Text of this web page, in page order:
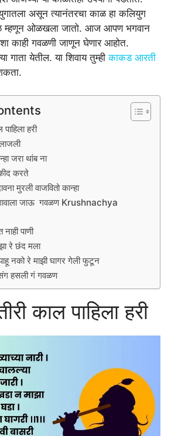
असून त्यानंतरचा काळ हा कलियुग
म्हणून ओळखला जातो. आज आपण भगवान
काही गवळणी जाणून घेणार आहोत.
गाता येतील. या शिवाय तुम्हीकाकड आरती
हरी
जरा थांब ना
करते
मुरली वाजवितो कान्हा
गावाला जाऊ गवळण Krushnachya
नाही पाणी
रे छंद मला
नको रे माझी घागर गेली फुटून
हसली गं गवळण
काल पाहिला हरी